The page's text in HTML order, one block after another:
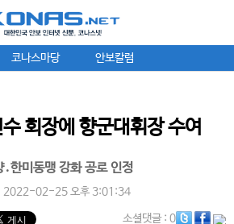
코나스마당 안보칼럼
회장에 향군대휘장 수여
한미동맹 강화 공로 인정
2022-02-25 오후 3:01:34
소셜댓글: 0